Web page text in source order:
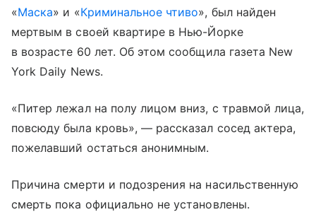
«Маска» и «Криминальное чтиво», был найден
мертвым в своей квартире в Нью-Йорке
в возрасте 60 лет. Об этом сообщила газета New
York Daily News.
«Питер лежал на полу лицом вниз, с травмой лица,
повсюду была кровь», — рассказал сосед актера,
пожелавший остаться анонимным.
Причина смерти и подозрения на насильственную
смерть пока официально не установлены.